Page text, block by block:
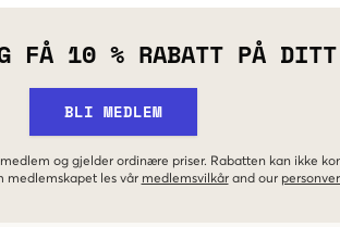
FÅ 10 % RABATT PÅ
BLI MEDLEM
og gjelder ordinære priser. Rabatten kan ikke
medlemskapet les vår medlemsvilkår and our